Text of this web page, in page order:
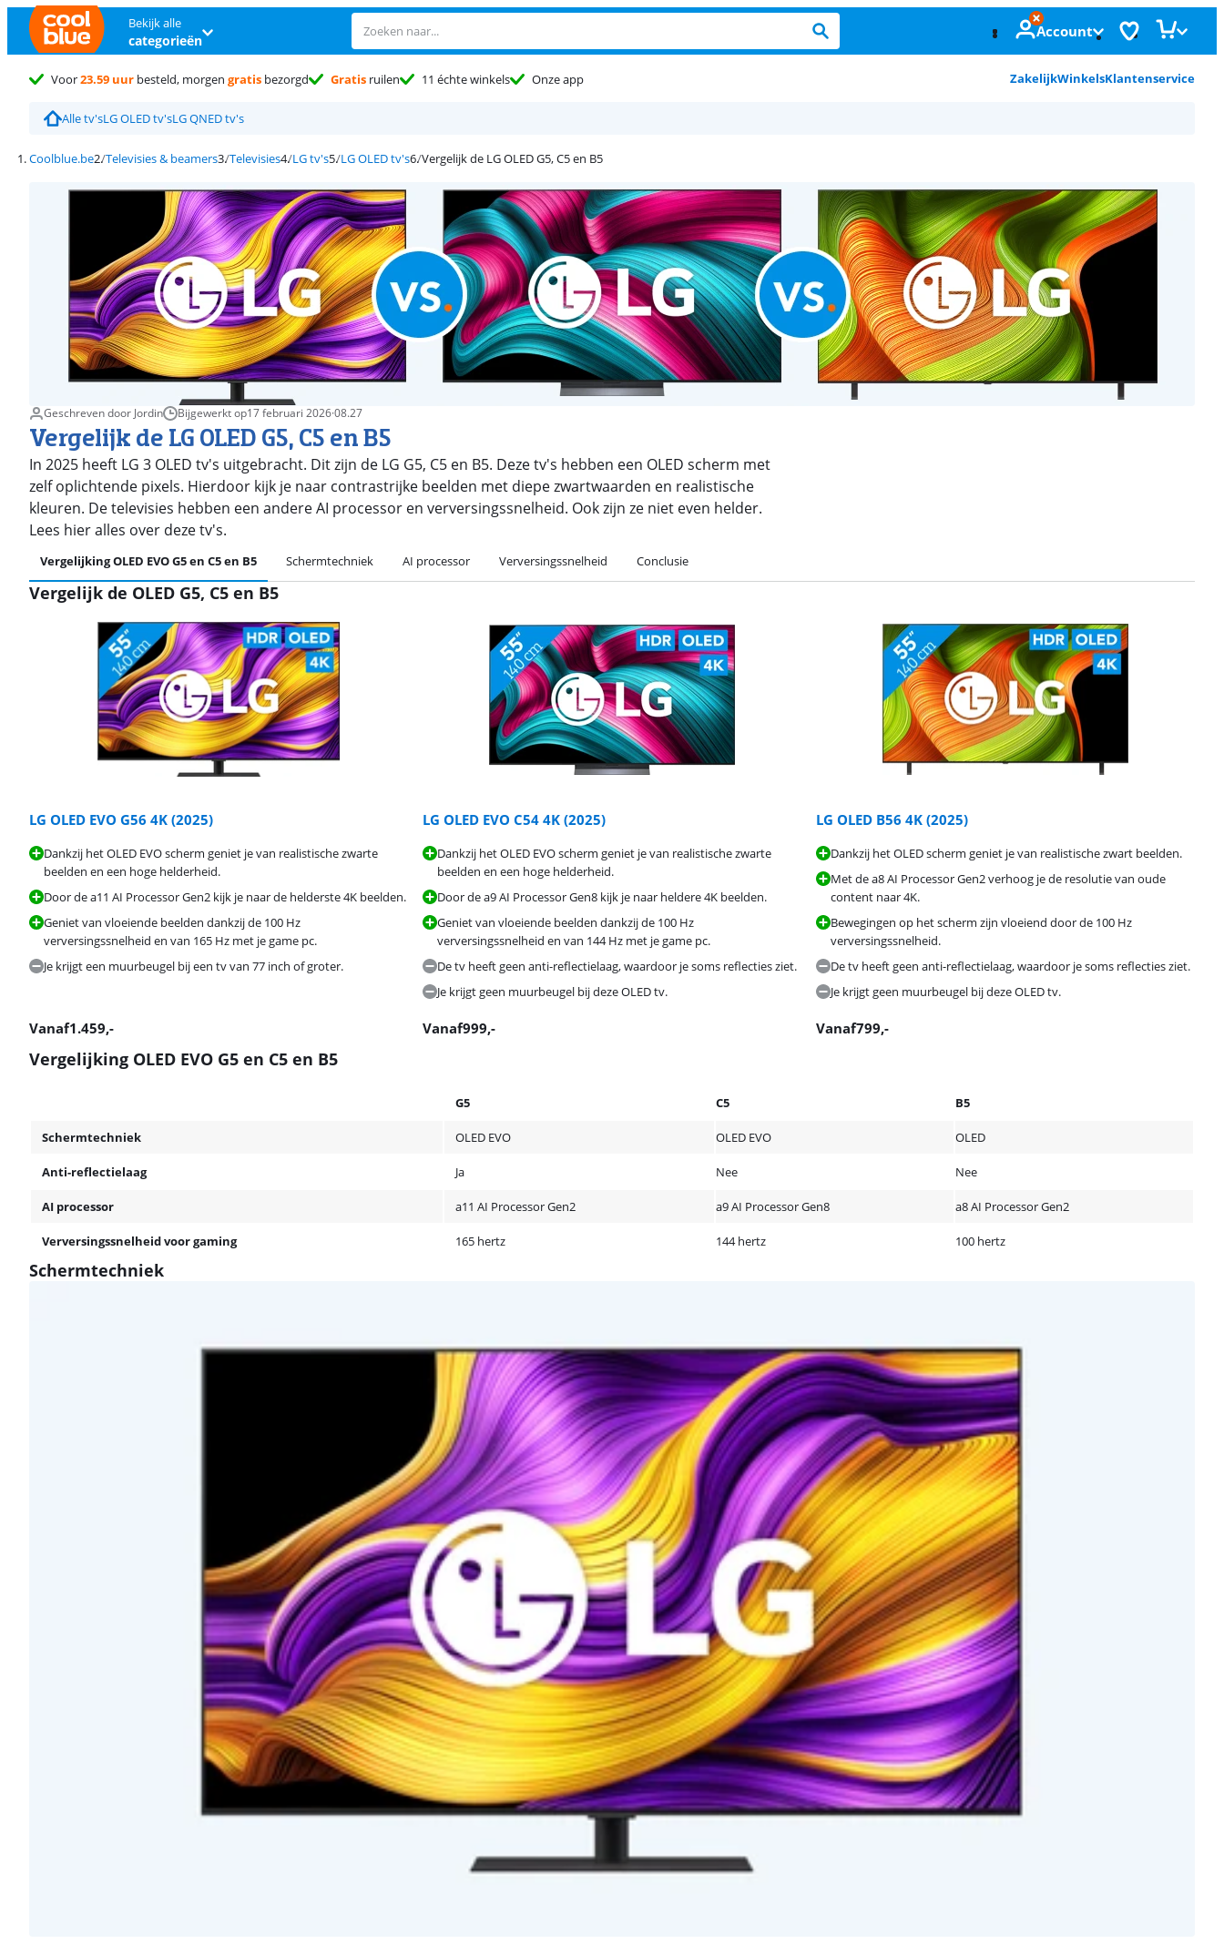
Bekijk alle
categorieën Account
Voor23.59 uur besteld, morgen gratis bezorgd Gratis ruilen 11 échte winkels Onze app ZakelijkWinkelsKlantenservice
Alle tv'sLG OLED tv'sLG QNED tv's
Coolblue.be Televisies & beamers Televisies LG tv's LG OLED tv's Vergelijk de LG OLED G5, C5 en B5
Geschreven door Jordin Bijgewerkt op17 februari 2026·08.27
Vergelijk de LG OLED G5, C5 en B5
In 2025 heeft LG 3 OLED tv's uitgebracht. Dit zijn de LG G5, C5 en B5. Deze tv's hebben een OLED scherm met
zelf oplichtende pixels. Hierdoor kijk je naar contrastrijke beelden met diepe zwartwaarden en realistische
kleuren. De televisies hebben een andere AI processor en verversingssnelheid. Ook zijn ze niet even helder.
Lees hier alles over deze tv's.
Vergelijking OLED EVO G5 en C5 en B5 Schermtechniek AI processor Verversingssnelheid Conclusie
Vergelijk de OLED G5, C5 en B5
LG OLED EVO G56 4K (2025)
Dankzij het OLED EVO scherm geniet je van realistische zwarte
beelden en een hoge helderheid.
Door de a11 AI Processor Gen2 kijk je naar de helderste 4K beelden.
Geniet van vloeiende beelden dankzij de 100 Hz
verversingssnelheid en van 165 Hz met je game pc.
Je krijgt een muurbeugel bij een tv van 77 inch of groter.
Vanaf1.459,-
LG OLED EVO C54 4K (2025)
Dankzij het OLED EVO scherm geniet je van realistische zwarte
beelden en een hoge helderheid.
Door de a9 AI Processor Gen8 kijk je naar heldere 4K beelden.
Geniet van vloeiende beelden dankzij de 100 Hz
verversingssnelheid en van 144 Hz met je game pc.
De tv heeft geen anti-reflectielaag, waardoor je soms reflecties ziet.
Je krijgt geen muurbeugel bij deze OLED tv.
Vanaf999,-
LG OLED B56 4K (2025)
Dankzij het OLED scherm geniet je van realistische zwart beelden.
Met de a8 AI Processor Gen2 verhoog je de resolutie van oude
content naar 4K.
Bewegingen op het scherm zijn vloeiend door de 100 Hz
verversingssnelheid.
De tv heeft geen anti-reflectielaag, waardoor je soms reflecties ziet.
Je krijgt geen muurbeugel bij deze OLED tv.
Vanaf799,-
Vergelijking OLED EVO G5 en C5 en B5
G5 C5 B5
Schermtechniek OLED EVO OLED EVO OLED
Anti-reflectielaag Ja Nee Nee
AI processor a11 AI Processor Gen2 a9 AI Processor Gen8 a8 AI Processor Gen2
Verversingssnelheid voor gaming 165 hertz 144 hertz 100 hertz
Schermtechniek